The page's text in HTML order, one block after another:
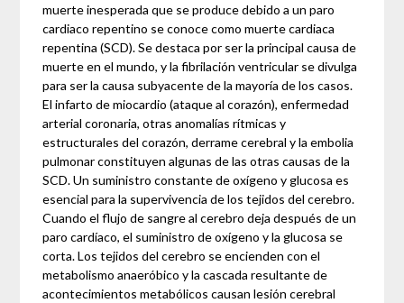
muerte inesperada que se produce debido a un paro
cardiaco repentino se conoce como muerte cardiaca
repentina (SCD). Se destaca por ser la principal causa de
muerte en el mundo, y la fibrilación ventricular se divulga
para ser la causa subyacente de la mayoría de los casos.
El infarto de miocardio (ataque al corazón), enfermedad
arterial coronaria, otras anomalías rítmicas y
estructurales del corazón, derrame cerebral y la embolia
pulmonar constituyen algunas de las otras causas de la
SCD. Un suministro constante de oxígeno y glucosa es
esencial para la supervivencia de los tejidos del cerebro.
Cuando el flujo de sangre al cerebro deja después de un
paro cardíaco, el suministro de oxígeno y la glucosa se
corta. Los tejidos del cerebro se encienden con el
metabolismo anaeróbico y la cascada resultante de
acontecimientos metabólicos causan lesión cerebral